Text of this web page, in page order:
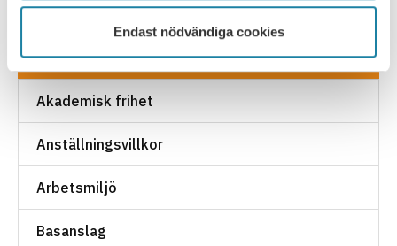
Endast nödvändiga cookies
SULF TYCKER
Akademisk frihet
Anställningsvillkor
Arbetsmiljö
Basanslag